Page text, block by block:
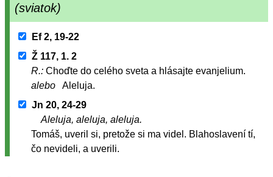
(sviatok)
Ef 2, 19-22
Ž 117, 1. 2
R.: Choďte do celého sveta a hlásajte evanjelium.
alebo
Aleluja.
Jn 20, 24-29
Aleluja, aleluja, aleluja.
Tomáš, uveril si, pretože si ma videl. Blahoslavení tí,
čo nevideli, a uverili.